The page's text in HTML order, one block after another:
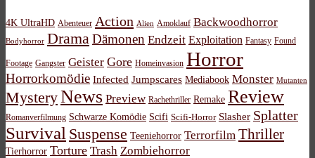
4K UltraHD Abenteuer Action Alien Amoklauf Backwoodhorror
Bodyhorror Drama Dämonen Endzeit Exploitation Fantasy Found
Footage Gangster Geister Gore Homeinvasion Horror
Horrorkomödie Infected Jumpscares Mediabook Monster Mutanten
MysteryNews Preview Rachethriller Remake Review
Romanverfilmung Schwarze Komödie Scifi Scifi-Horror Slasher Splatter
Survival Suspense Teeniehorror Terrorfilm Thriller
Tierhorror Torture Trash Zombiehorror